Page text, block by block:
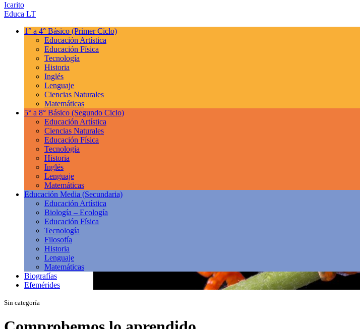
Icarito
Educa LT
1° a 4° Básico (Primer Ciclo)
Educación Artística
Educación Física
Tecnología
Historia
Inglés
Lenguaje
Ciencias Naturales
Matemáticas
5° a 8° Básico (Segundo Ciclo)
Educación Artística
Ciencias Naturales
Educación Física
Tecnología
Historia
Inglés
Lenguaje
Matemáticas
Educación Media (Secundaria)
Educación Artística
Biología – Ecología
Educación Física
Tecnología
Filosofía
Historia
Lenguaje
Matemáticas
Biografías
Efemérides
Sin categoría